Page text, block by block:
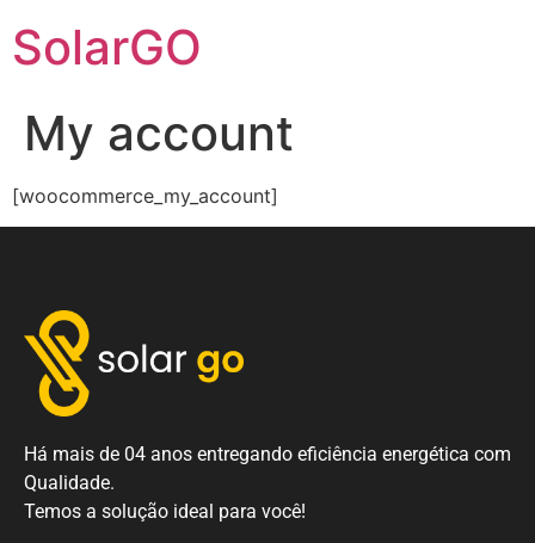
SolarGO
My account
[woocommerce_my_account]
Há mais de 04 anos entregando eficiência energética com
Qualidade.
Temos a solução ideal para você!